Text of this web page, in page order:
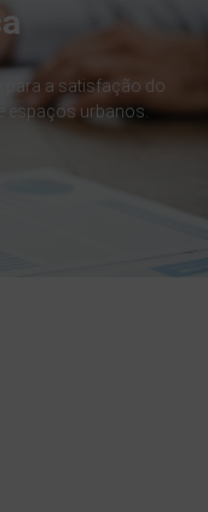
para a satisfação do
espaços urbanos.